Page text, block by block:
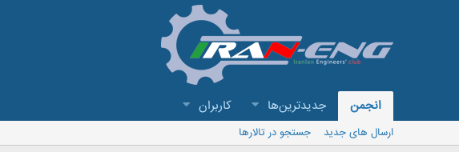
انجمن جدیدترین‌ها کاربران
ارسال های جدید
جستجو در تالارها